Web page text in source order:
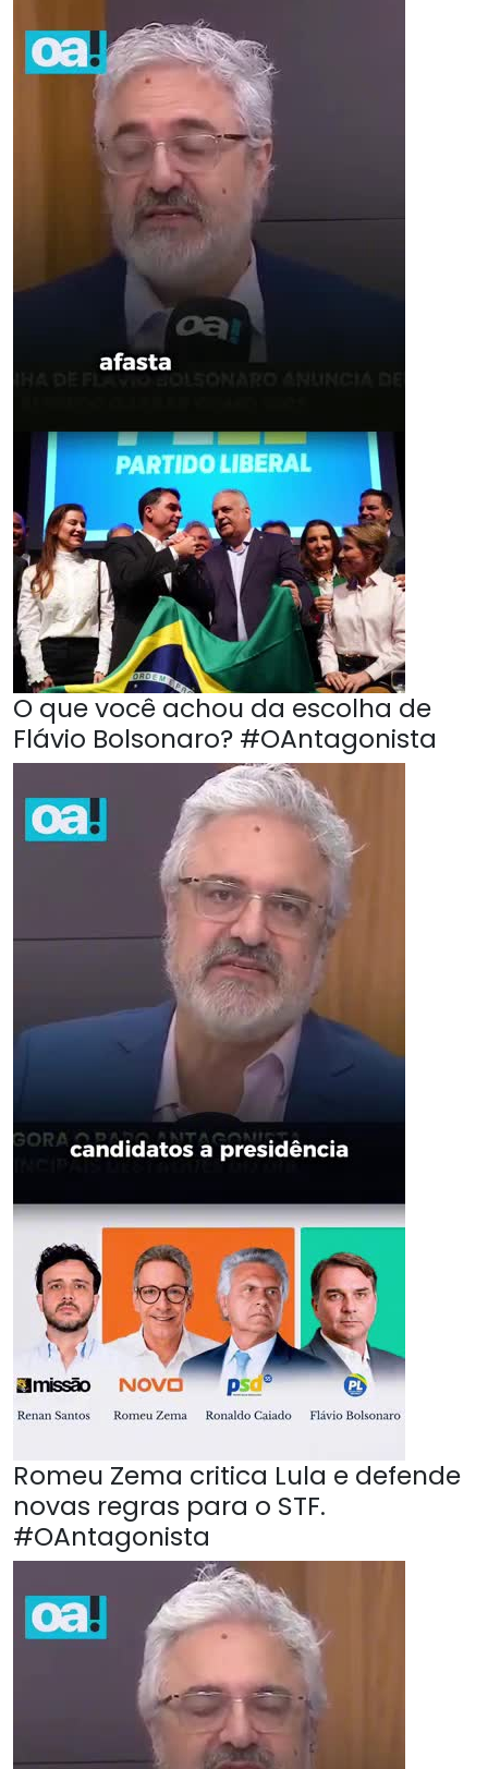
O que você achou da escolha de
Flávio Bolsonaro? #OAntagonista
Romeu Zema critica Lula e defende
novas regras para o STF.
#OAntagonista